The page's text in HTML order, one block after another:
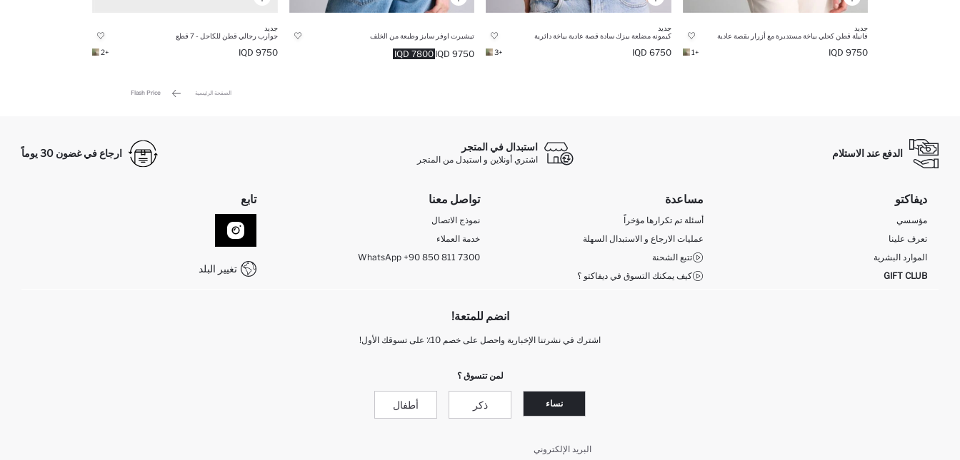
جديد
فانيلة قطن كحلي بياخة مستديرة مع أزرار بقصة عادية
9750 IQD
+1
جديد
كيمونه مضلعة بيزك سادة قصة عادية بياخة دائرية
6750 IQD
+3
تيشيرت اوفر سايز وطبعة من الخلف
7800 IQD 9750 IQD
جديد
جوارب رجالي قطن للكاحل - 7 قطع
9750 IQD
+2
الصفحة الرئيسية Flash Price
الدفع عند الاستلام
استبدال في المتجر
اشتري أونلاين و استبدل من المتجر
ارجاع في غضون 30 يوماً
ديفاكتو
مؤسسي
تعرف علينا
الموارد البشرية
GIFT CLUB
مساعدة
أسئلة تم تكرارها مؤخراً
عمليات الارجاع و الاستبدال السهلة
تتبع الشحنة
كيف يمكنك التسوق في ديفاكتو ؟
تواصل معنا
نموذج الاتصال
خدمة العملاء
WhatsApp +90 850 811 7300
تابع
تغيير البلد
انضم للمتعة!
اشترك في نشرتنا الإخبارية واحصل على خصم 10٪ على تسوقك الأول!
لمن تتسوق ؟
نساء ذكر أطفال
البريد الإلكتروني